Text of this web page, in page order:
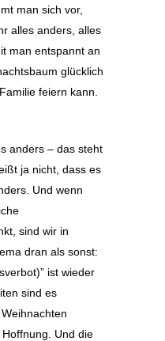
man sich vor,
alles anders, alles
man entspannt an
glücklich
feiern kann.
anders – das steht
ja nicht, dass es
Und wenn
sind wir in
dran als sonst:
ist wieder
sind es
Und die